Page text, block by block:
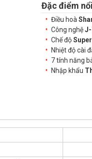
Đặc điểm
Điều hoà
Công nghệJ-
Chế độ
Nhiệt độ cài
7 tính năng
Nhập khẩu